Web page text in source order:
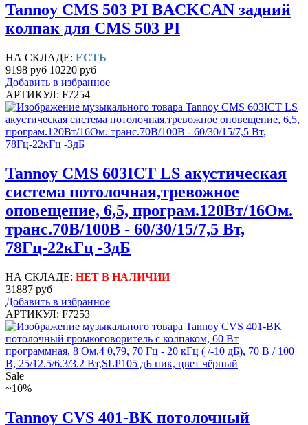
Tannoy CMS 503 PI BACKCAN задний
колпак для CMS 503 PI
НА СКЛАДЕ: ЕСТЬ
9198 руб 10220 руб
Добавить в избранное
АРТИКУЛ: F7254
Tannoy CMS 603ICT LS акустическая
система потолочная,тревожное
оповещение, 6,5, програм.120Вт/16Ом.
транс.70В/100В - 60/30/15/7,5 Вт,
78Гц-22кГц -3дБ
НА СКЛАДЕ: НЕТ В НАЛИЧИИ
31887 руб
Добавить в избранное
АРТИКУЛ: F7253
Sale
~10%
Tannoy CVS 401-BK потолочный